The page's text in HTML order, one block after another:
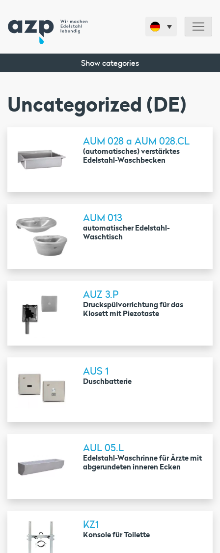
Show categories
Uncategorized (DE)
AUM 028 a AUM 028.CL
(automatisches) verstärktes
Edelstahl-Waschbecken
AUM 013
automatischer Edelstahl-
Waschtisch
AUZ 3.P
Druckspülvorrichtung für das
Klosett mit Piezotaste
AUS 1
Duschbatterie
AUL 05.L
Edelstahl-Waschrinne für Ärzte mit
abgerundeten inneren Ecken
KZ1
Konsole für Toilette